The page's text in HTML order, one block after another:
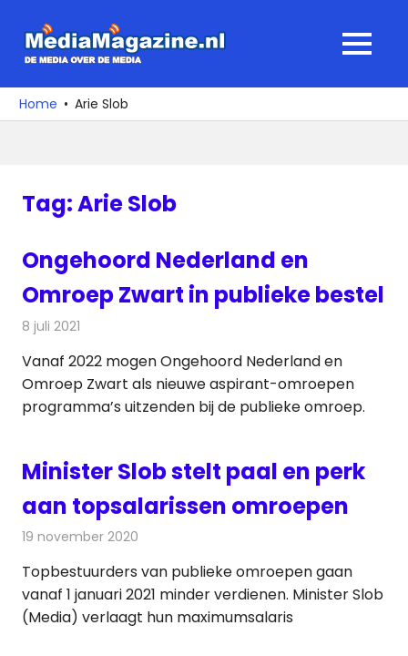
naar
media
over
MENU
Home Arie Slob
Tag:Arie Slob
Ongehoord Nederland en
Omroep Zwart in publieke bestel
8 juli 2021
Vanaf 2022 mogen Ongehoord Nederland en
Omroep Zwart als nieuwe aspirant-omroepen
programma’s uitzenden bij de publieke omroep.
Minister Slob stelt paal en perk
aan topsalarissen omroepen
19 november 2020
Topbestuurders van publieke omroepen gaan
vanaf 1 januari 2021 minder verdienen. Minister Slob
(Media) verlaagt hun maximumsalaris